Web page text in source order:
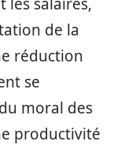
de la
réduction
se
moral des
productivité